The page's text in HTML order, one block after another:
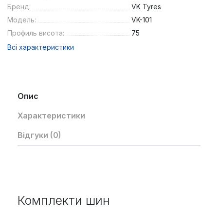
Бренд:
VK Tyres
Модель:
VK-101
Профиль висота:
75
Всі характеристики
Опис
Характеристики
Відгуки (0)
Комплекти шин